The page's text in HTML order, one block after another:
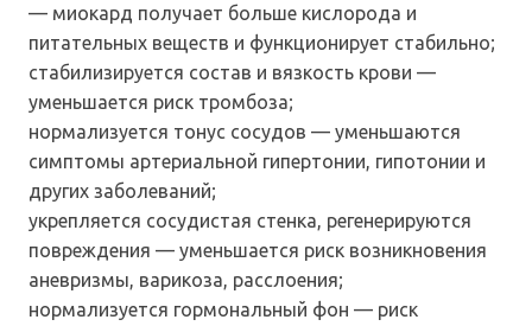
— миокард получает больше кислорода и
питательных веществ и функционирует стабильно;
стабилизируется состав и вязкость крови —
уменьшается риск тромбоза;
нормализуется тонус сосудов — уменьшаются
симптомы артериальной гипертонии, гипотонии и
других заболеваний;
укрепляется сосудистая стенка, регенерируются
повреждения — уменьшается риск возникновения
аневризмы, варикоза, расслоения;
нормализуется гормональный фон — риск